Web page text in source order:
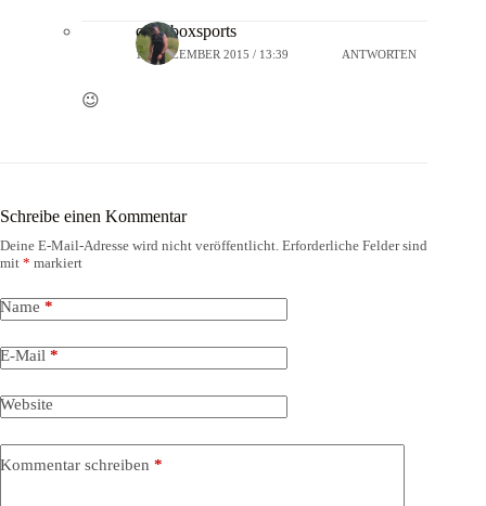
crossboxsports
18. DEZEMBER 2015 / 13:39 ANTWORTEN
😉
Schreibe einen Kommentar
Deine E-Mail-Adresse wird nicht veröffentlicht. Erforderliche Felder sind
mit * markiert
Name *
E-Mail *
Website
Kommentar schreiben *